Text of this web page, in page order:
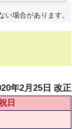
場合があります。
年2月25日 改正
日